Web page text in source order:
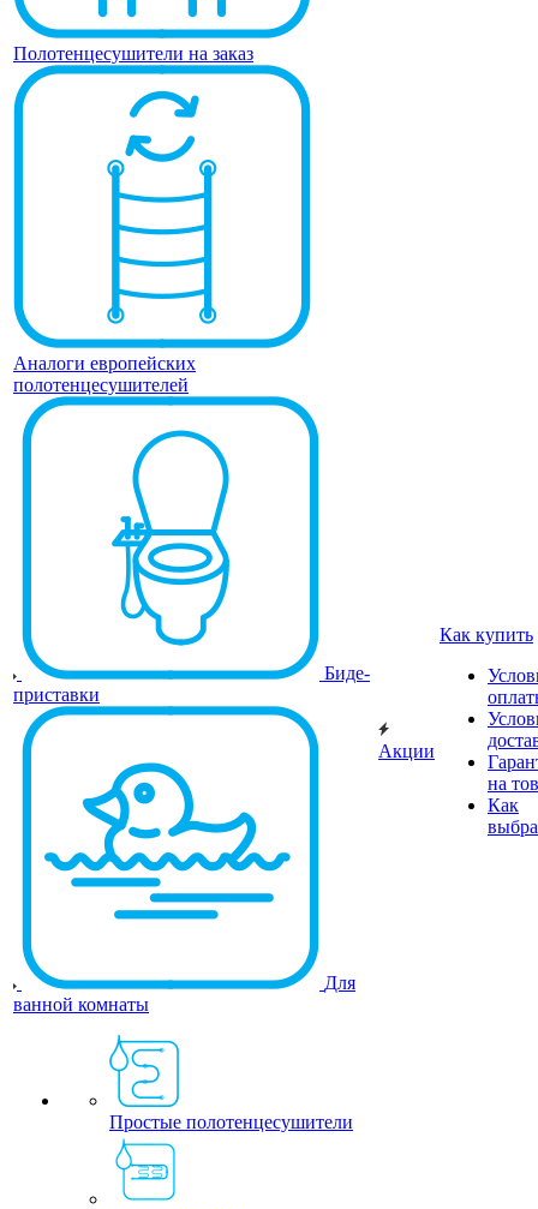
Полотенцесушители на заказ
Аналоги европейских
полотенцесушителей
Биде-
приставки
Для
ванной комнаты
Простые полотенцесушители
Акции
Как купить
на
Как